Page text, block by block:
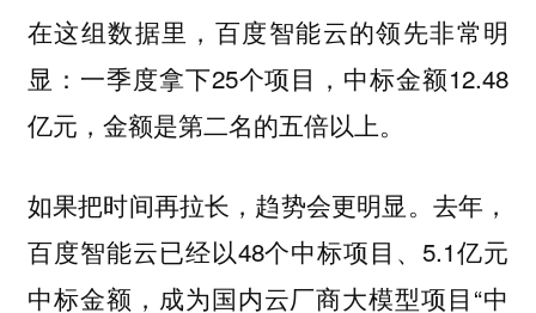
在这组数据里，百度智能云的领先非常明
显：一季度拿下25个项目，中标金额12.48
亿元，金额是第二名的五倍以上。
如果把时间再拉长，趋势会更明显。去年，
百度智能云已经以48个中标项目、5.1亿元
中标金额，成为国内云厂商大模型项目“中